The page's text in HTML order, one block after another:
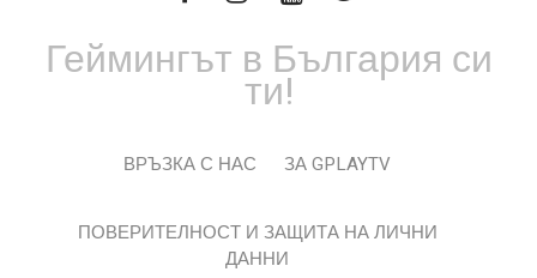
Геймингът в България си
ти!
ВРЪЗКА С НАС ЗА GPLAYTV
ПОВЕРИТЕЛНОСТ И ЗАЩИТА НА ЛИЧНИ
ДАННИ